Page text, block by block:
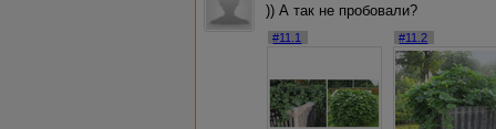
)) А так не пробовали?
#11.1 #11.2